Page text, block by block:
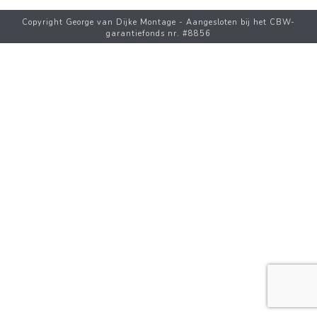
Copyright George van Dijke Montage - Aangesloten bij het CBW-
garantiefonds nr. #8856